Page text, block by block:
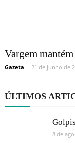
Vargem
Gazeta - 21 de junho de
ÚLTIMOS
8 de